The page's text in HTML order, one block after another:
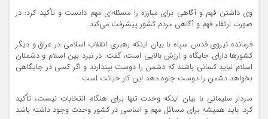
وی داشتن فهم و آگاهی برای مبارزه را مسئله‌ای مهم دانست و تأکید کرد: در
صورت ارتقاء فهم و آگاهی مردم کشور پیشرفت می‌کند.
فرمانده نیروی قدس سپاه با بیان اینکه رهبری انقلاب اسلامی در عراق و دیگر
کشورها دارای جایگاه و ارزش بالایی است، گفت: در نبرد بین اسلام و دشمنان
اسلام نباید کسانی باشند که دشمن را دوست بپندارند و اگر کسی در جایگاهی
بخواهد دشمن را دوست جلوه دهد این کار خیانت است.
سردار سلیمانی با بیان اینکه وحدت تنها برای هنگام انتخابات نیست، تأکید
کرد: باید همیشه برای مسائل مهم و اساسی در کشور وحدت وجود داشته باشد